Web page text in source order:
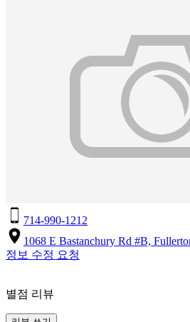
714-990-1212
1068 E Bastanchury Rd #B,
정보 수정 요청
별점 리뷰